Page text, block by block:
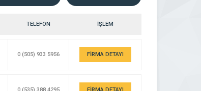
TELEFON İŞLEM
0 (505) 933 5956 FİRMA DETAYI